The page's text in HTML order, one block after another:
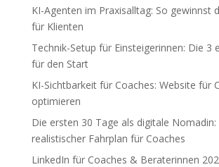
KI-Agenten im Praxisalltag: So gewinnst
für Klienten
Technik-Setup für Einsteigerinnen: Die 3
für den Start
KI-Sichtbarkeit für Coaches: Website für
optimieren
Die ersten 30 Tage als digitale Nomadin:
realistischer Fahrplan für Coaches
LinkedIn für Coaches & Beraterinnen